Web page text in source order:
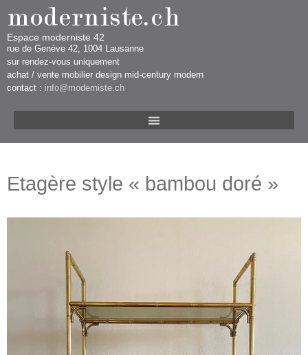
Espace moderniste 42
rue d​​​​e Genève 42, 1004 Lausanne​​
sur rendez-vous uniquement ​​​
​achat / vente mobilier design mid-century modern
contact : info@moderniste.ch
Etagère style « bambou doré »